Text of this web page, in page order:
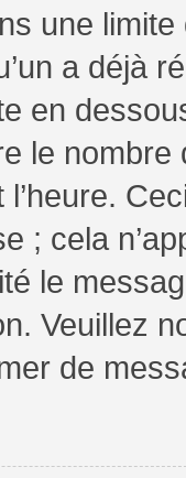
une
a déjà
en
le nombre
; cela
le
Veuillez
de